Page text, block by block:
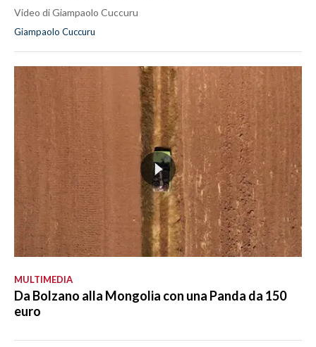
Video di Giampaolo Cuccuru
Giampaolo Cuccuru
MULTIMEDIA
Da Bolzano alla Mongolia con una Panda da 150
euro